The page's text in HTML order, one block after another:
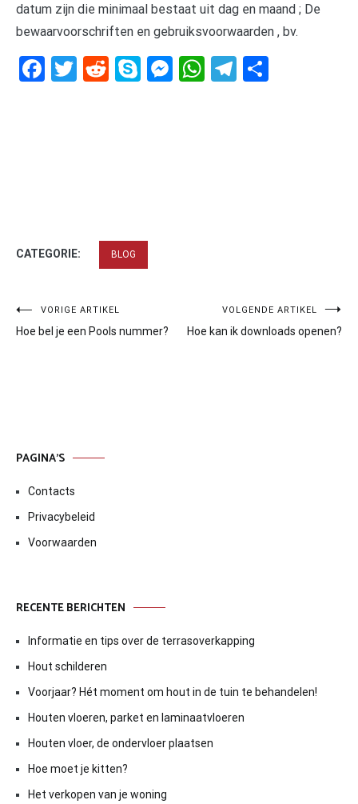
datum zijn die minimaal bestaat uit dag en maand ; De
bewaarvoorschriften en gebruiksvoorwaarden , bv.
Facebook
Twitter
RedditSkypeMessenger
WhatsApp
Telegram
CATEGORIE: BLOG
Bericht
navigatie
VORIGE ARTIKEL
Hoe bel je een Pools nummer?
VOLGENDE ARTIKEL
Hoe kan ik downloads openen?
PAGINA’S
Contacts
Privacybeleid
Voorwaarden
RECENTE BERICHTEN
Informatie en tips over de terrasoverkapping
Hout schilderen
Voorjaar? Hét moment om hout in de tuin te behandelen!
Houten vloeren, parket en laminaatvloeren
Houten vloer, de ondervloer plaatsen
Hoe moet je kitten?
Het verkopen van je woning